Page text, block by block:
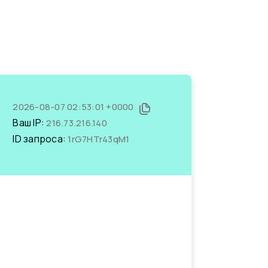
2026-08-07 02:53:01 +0000
Ваш IP:216.73.216.140
ID запроса:1rG7HTr43qM1